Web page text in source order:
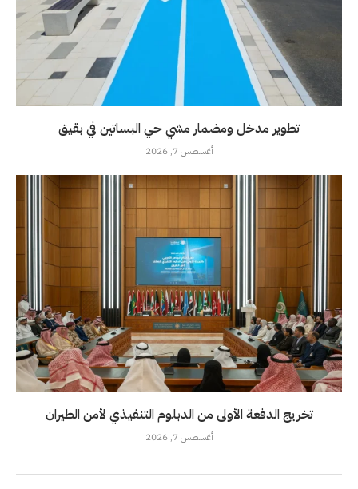
تطوير مدخل ومضمار مشي حي البساتين في بقيق
أغسطس 7, 2026
تخريج الدفعة الأولى من الدبلوم التنفيذي لأمن الطيران
أغسطس 7, 2026